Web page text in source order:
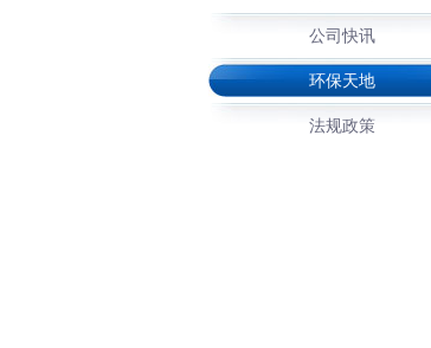
公司快讯
环保天地
法规政策